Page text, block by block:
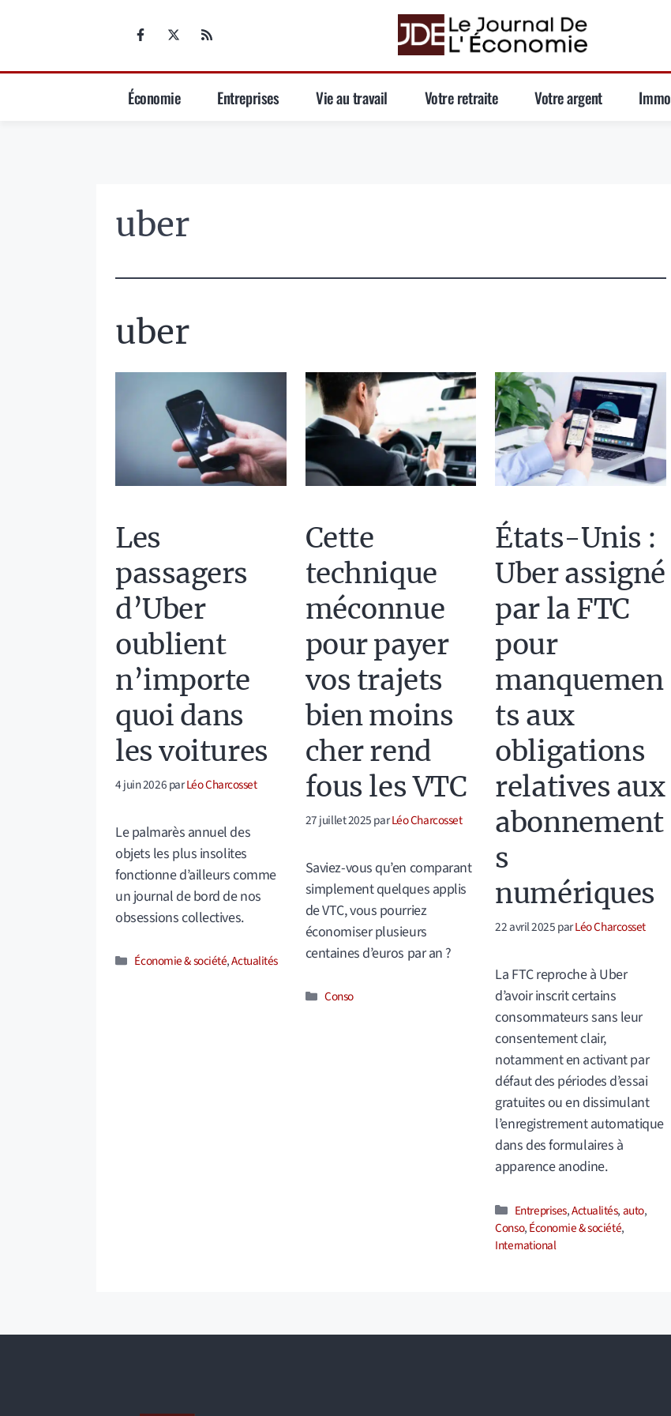
Économie Entreprises Vie au travail Votre retraite Votre argent Immo
uber
uber
Les
passagers
d’Uber
oublient
n’importe
quoi dans
les voitures
4 juin 2026parLéo Charcosset
Le palmarès annuel des
objets les plus insolites
fonctionne d’ailleurs comme
un journal de bord de nos
obsessions collectives.
Catégories
Économie & société,Actualités
Cette
technique
méconnue
pour payer
vos trajets
bien moins
cher rend
fous les VTC
27 juillet 2025parLéo Charcosset
Saviez-vous qu’en comparant
simplement quelques applis
de VTC, vous pourriez
économiser plusieurs
centaines d’euros par an ?
Catégories
Conso
États-Unis :
Uber assigné
par la FTC
pour
manquemen
ts aux
obligations
relatives aux
abonnement
s
numériques
22 avril 2025parLéo Charcosset
La FTC reproche à Uber
d’avoir inscrit certains
consommateurs sans leur
consentement clair,
notamment en activant par
défaut des périodes d’essai
gratuites ou en dissimulant
l’enregistrement automatique
dans des formulaires à
apparence anodine.
Catégories
Entreprises,Actualités,auto,
Conso,Économie & société,
International